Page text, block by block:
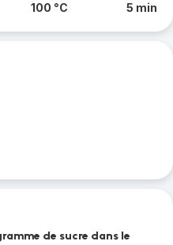
100 °C 5 min
de sucre dans le